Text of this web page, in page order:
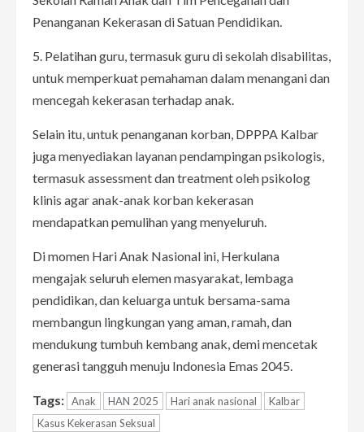
Penanganan Kekerasan di Satuan Pendidikan.
5. Pelatihan guru, termasuk guru di sekolah disabilitas,
untuk memperkuat pemahaman dalam menangani dan
mencegah kekerasan terhadap anak.
Selain itu, untuk penanganan korban, DPPPA Kalbar
juga menyediakan layanan pendampingan psikologis,
termasuk assessment dan treatment oleh psikolog
klinis agar anak-anak korban kekerasan
mendapatkan pemulihan yang menyeluruh.
Di momen Hari Anak Nasional ini, Herkulana
mengajak seluruh elemen masyarakat, lembaga
pendidikan, dan keluarga untuk bersama-sama
membangun lingkungan yang aman, ramah, dan
mendukung tumbuh kembang anak, demi mencetak
generasi tangguh menuju Indonesia Emas 2045.
Tags: Anak HAN 2025 Hari anak nasional
Kalbar
Kasus Kekerasan Seksual